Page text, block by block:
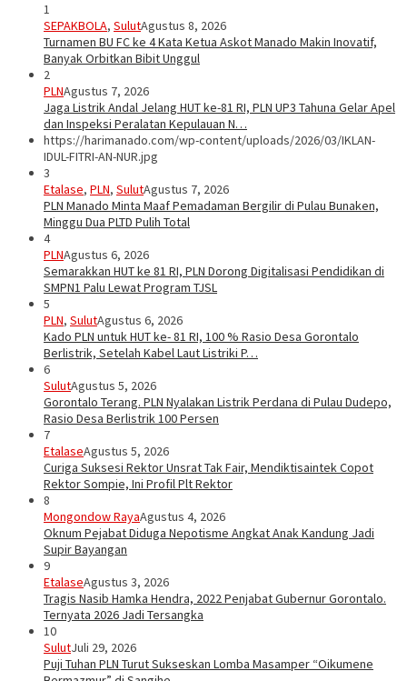
1
SEPAKBOLA, SulutAgustus 8, 2026
Turnamen BU FC ke 4 Kata Ketua Askot Manado Makin Inovatif,
Banyak Orbitkan Bibit Unggul
2
PLNAgustus 7, 2026
Jaga Listrik Andal Jelang HUT ke-81 RI, PLN UP3 Tahuna Gelar Apel
dan Inspeksi Peralatan Kepulauan N…
https://harimanado.com/wp-content/uploads/2026/03/IKLAN-
IDUL-FITRI-AN-NUR.jpg
3
Etalase, PLN, SulutAgustus 7, 2026
PLN Manado Minta Maaf Pemadaman Bergilir di Pulau Bunaken,
Minggu Dua PLTD Pulih Total
4
PLNAgustus 6, 2026
Semarakkan HUT ke 81 RI, PLN Dorong Digitalisasi Pendidikan di
SMPN1 Palu Lewat Program TJSL
5
PLN, SulutAgustus 6, 2026
Kado PLN untuk HUT ke- 81 RI, 100 % Rasio Desa Gorontalo
Berlistrik, Setelah Kabel Laut Listriki P…
6
SulutAgustus 5, 2026
Gorontalo Terang. PLN Nyalakan Listrik Perdana di Pulau Dudepo,
Rasio Desa Berlistrik 100 Persen
7
EtalaseAgustus 5, 2026
Curiga Suksesi Rektor Unsrat Tak Fair, Mendiktisaintek Copot
Rektor Sompie, Ini Profil Plt Rektor
8
Mongondow RayaAgustus 4, 2026
Oknum Pejabat Diduga Nepotisme Angkat Anak Kandung Jadi
Supir Bayangan
9
EtalaseAgustus 3, 2026
Tragis Nasib Hamka Hendra, 2022 Penjabat Gubernur Gorontalo.
Ternyata 2026 Jadi Tersangka
10
SulutJuli 29, 2026
Puji Tuhan PLN Turut Sukseskan Lomba Masamper “Oikumene